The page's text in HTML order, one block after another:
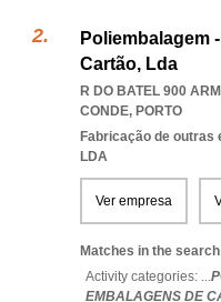
Poliembalagem
Cartão, Lda
R DO BATEL 900
CONDE, PORTO
Fabricação de outras
LDA
Ver empresa
Matches in the
Activity categories: ...
EMBALAGENS DE